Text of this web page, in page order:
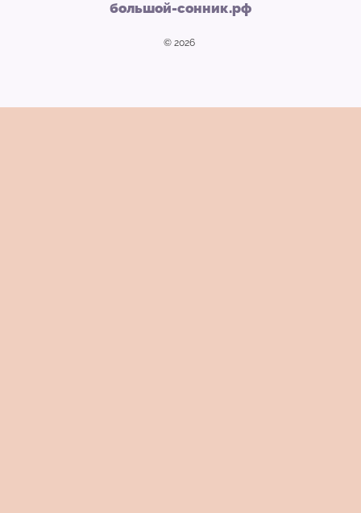
большой-сонник.рф
© 2026